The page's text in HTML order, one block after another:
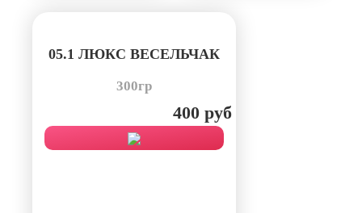
05.1 ЛЮКС ВЕСЕЛЬЧАК
300гр
400 руб